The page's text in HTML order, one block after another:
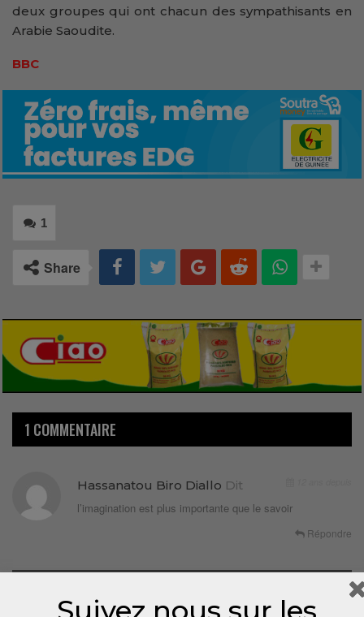
deux groupes qui ont chacun des sympathisants en
Arabie Saoudite.
BBC
1
Share
1 COMMENTAIRE
Hassanatou Biro Diallo Dit
l’imagination est plus importante que le savoir
Répondre
Suivez nous sur les